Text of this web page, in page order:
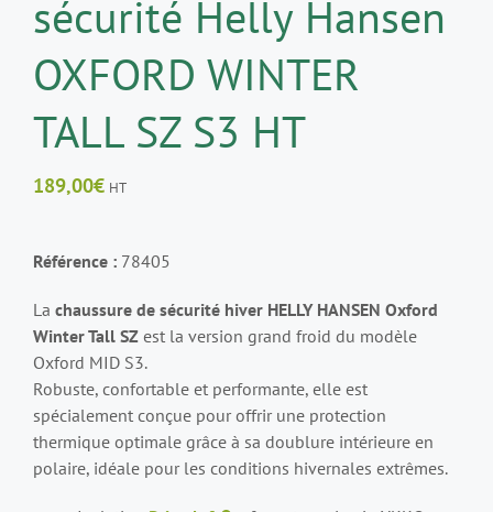
sécurité Helly Hansen
OXFORD WINTER
TALL SZ S3 HT
189,00€ HT
Référence : 78405
La chaussure de sécurité hiver HELLY HANSEN Oxford
Winter Tall SZ est la version grand froid du modèle
Oxford MID S3.
Robuste, confortable et performante, elle est
spécialement conçue pour offrir une protection
thermique optimale grâce à sa doublure intérieure en
polaire, idéale pour les conditions hivernales extrêmes.